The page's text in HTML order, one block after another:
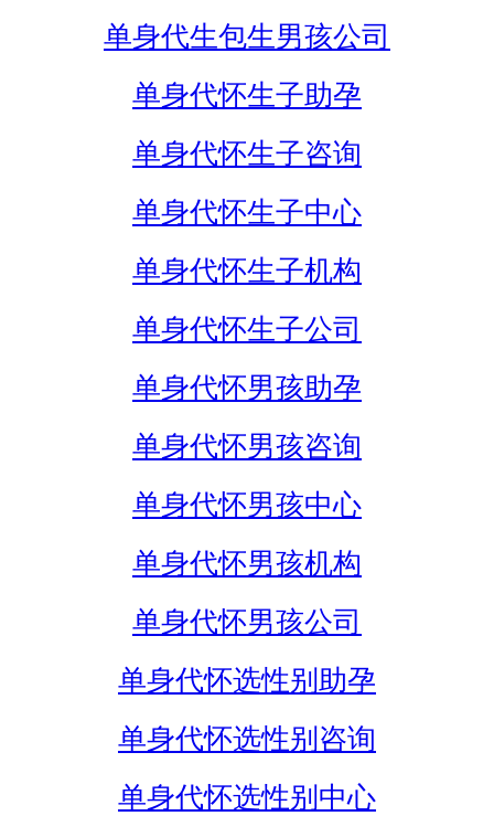
单身代生包生男孩公司
单身代怀生子助孕
单身代怀生子咨询
单身代怀生子中心
单身代怀生子机构
单身代怀生子公司
单身代怀男孩助孕
单身代怀男孩咨询
单身代怀男孩中心
单身代怀男孩机构
单身代怀男孩公司
单身代怀选性别助孕
单身代怀选性别咨询
单身代怀选性别中心